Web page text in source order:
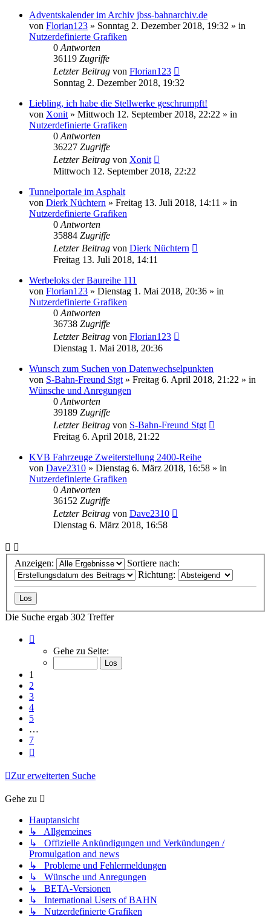
Adventskalender im Archiv jbss-bahnarchiv.de
von Florian123 » Sonntag 2. Dezember 2018, 19:32 » in
Nutzerdefinierte Grafiken
0 Antworten
36119 Zugriffe
Letzter Beitrag von Florian123
Sonntag 2. Dezember 2018, 19:32
Liebling, ich habe die Stellwerke geschrumpft!
von Xonit » Mittwoch 12. September 2018, 22:22 » in
Nutzerdefinierte Grafiken
0 Antworten
36227 Zugriffe
Letzter Beitrag von Xonit
Mittwoch 12. September 2018, 22:22
Tunnelportale im Asphalt
von Dierk Nüchtern » Freitag 13. Juli 2018, 14:11 » in
Nutzerdefinierte Grafiken
0 Antworten
35884 Zugriffe
Letzter Beitrag von Dierk Nüchtern
Freitag 13. Juli 2018, 14:11
Werbeloks der Baureihe 111
von Florian123 » Dienstag 1. Mai 2018, 20:36 » in
Nutzerdefinierte Grafiken
0 Antworten
36738 Zugriffe
Letzter Beitrag von Florian123
Dienstag 1. Mai 2018, 20:36
Wunsch zum Suchen von Datenwechselpunkten
von S-Bahn-Freund Stgt » Freitag 6. April 2018, 21:22 » in
Wünsche und Anregungen
0 Antworten
39189 Zugriffe
Letzter Beitrag von S-Bahn-Freund Stgt
Freitag 6. April 2018, 21:22
KVB Fahrzeuge Zweiterstellung 2400-Reihe
von Dave2310 » Dienstag 6. März 2018, 16:58 » in
Nutzerdefinierte Grafiken
0 Antworten
36152 Zugriffe
Letzter Beitrag von Dave2310
Dienstag 6. März 2018, 16:58
Anzeigen:
Sortiere nach:
Richtung:
Die Suche ergab 302 Treffer
von
Gehe zu Seite:
1
2
3
4
5
…
7
Zur erweiterten Suche
Gehe zu
Hauptansicht
↳ Allgemeines
↳ Offizielle Ankündigungen und Verkündungen /
Promulgation and news
↳ Probleme und Fehlermeldungen
↳ Wünsche und Anregungen
↳ BETA-Versionen
↳ International Users of BAHN
↳ Nutzerdefinierte Grafiken